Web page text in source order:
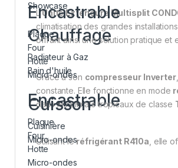
Showcase
Chauffage
Radiateur à Gaz
Bain d'huile
Encastrable
Plaque
Four
Hotte
Micro-ondes
Encastrable
Plaque
Four
Hotte
Micro-ondes
Cuisson
Cuisinière
Micro-ondes
L’Unité Extérieure Multisplit
climatisation des grandes
offrant ainsi une solution pratique et
Grâce à son compresseur Inverter
constante. Elle fonctionne en mode
dans les climats tropicaux de classe
Utilisant leréfrigérant R410a , elle